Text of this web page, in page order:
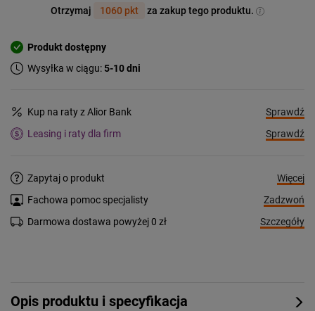
Otrzymaj 1060 pkt za zakup tego produktu.
Produkt dostępny
Wysyłka w ciągu:5-10 dni
Kup na raty z Alior Bank
Sprawdź
Leasing i raty dla firm
Sprawdź
Zapytaj o produkt
Więcej
Fachowa pomoc specjalisty
Zadzwoń
Darmowa dostawa powyżej 0 zł
Szczegóły
Opis produktu i specyfikacja